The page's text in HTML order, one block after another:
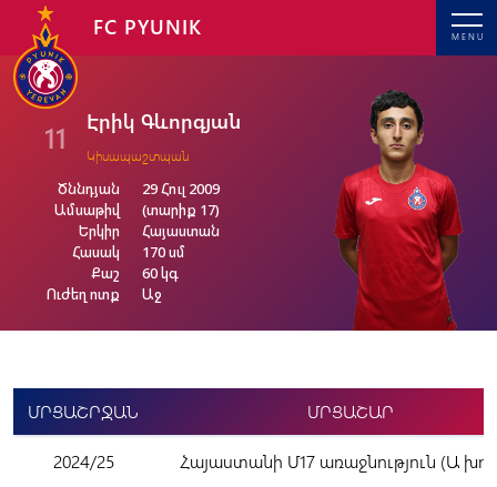
MENU
FC PYUNIK
11 Էրիկ Գևորգյան
Կիսապաշտպան
Ծննդյան
Ամսաթիվ
Երկիր
Հասակ
Քաշ
Ուժեղ ոտք
29 Հուլ 2009
(տարիք 17)
Հայաստան
170 սմ
60 կգ
Աջ
ՄՐՑԱՇՐՋԱՆ ՄՐՑԱՇԱՐ
2024/25 Հայաստանի Մ17 առաջնություն (Ա